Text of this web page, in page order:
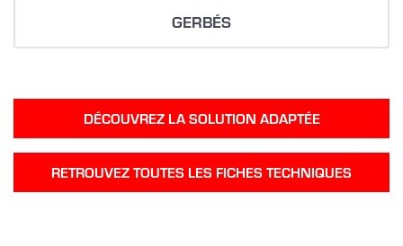
GERBÉS
DÉCOUVREZ LA SOLUTION ADAPTÉE
RETROUVEZ TOUTES LES FICHES TECHNIQUES